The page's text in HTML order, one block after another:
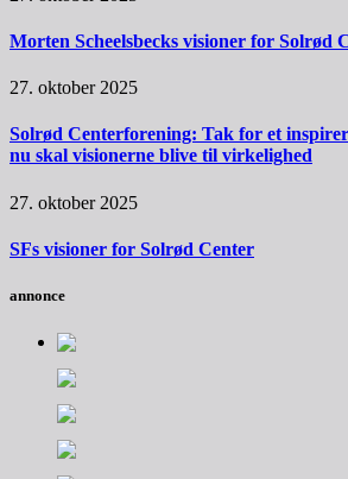
Morten Scheelsbecks visioner for Solrød
27. oktober 2025
Solrød Centerforening: Tak for et
nu skal visionerne blive til virkelighed
27. oktober 2025
SFs visioner for Solrød Center
annonce